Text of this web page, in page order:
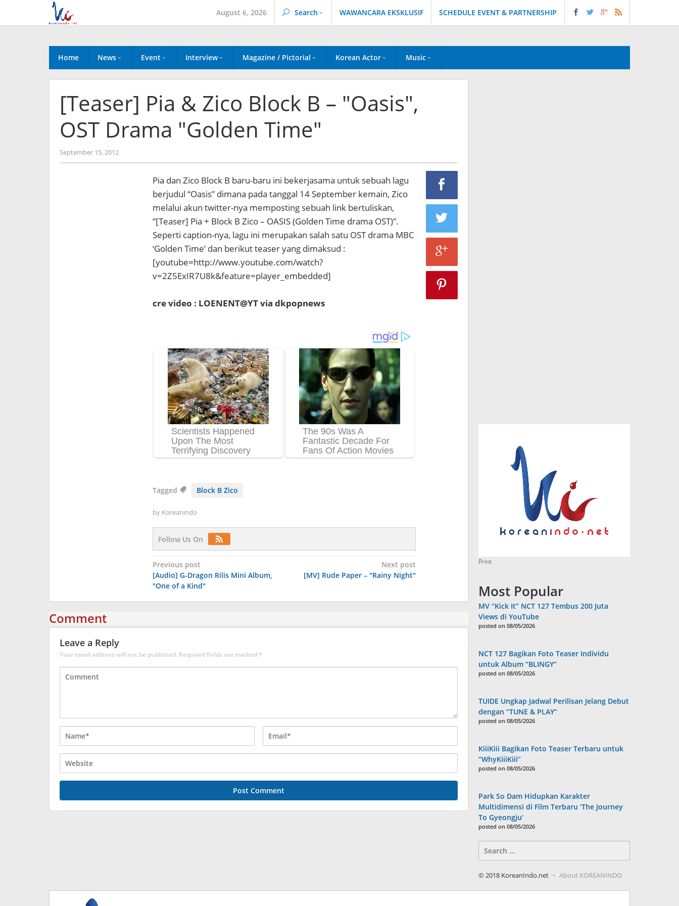
content
August 6, 2026 Search WAWANCARA EKSKLUSIF SCHEDULE EVENT & PARTNERSHIP
Home News Event Interview Magazine / Pictorial Korean Actor Music
[Teaser] Pia & Zico Block B – "Oasis",
OST Drama "Golden Time"
September 15, 2012by
Koreanindo
Pia dan Zico Block B baru-baru ini bekerjasama untuk sebuah lagu
berjudul “Oasis” dimana pada tanggal 14 September kemain, Zico
melalui akun twitter-nya memposting sebuah link bertuliskan,
“[Teaser] Pia + Block B Zico – OASIS (Golden Time drama OST)”.
Seperti caption-nya, lagu ini merupakan salah satu OST drama MBC
‘Golden Time’ dan berikut teaser yang dimaksud :
[youtube=http://www.youtube.com/watch?
v=2Z5ExIR7U8k&feature=player_embedded]
cre video : LOENENT@YT via dkpopnews
Tagged Block B Zico
by Koreanindo
Follow Us On
Post
navigation
Previous post
[Audio] G-Dragon Rilis Mini Album,
"One of a Kind"
Next post
[MV] Rude Paper – "Rainy Night"
Comment
Leave a Reply
Your email address will not be published. Required fields are marked*
Print
Most Popular
MV “Kick It” NCT 127 Tembus 200 Juta
Views di YouTube
posted on 08/05/2026
NCT 127 Bagikan Foto Teaser Individu
untuk Album “BLINGY”
posted on 08/05/2026
TUIDE Ungkap Jadwal Perilisan Jelang Debut
dengan “TUNE & PLAY”
posted on 08/05/2026
KiiiKiii Bagikan Foto Teaser Terbaru untuk
“WhyKiiiKiii”
posted on 08/05/2026
Park So Dam Hidupkan Karakter
Multidimensi di Film Terbaru ‘The Journey
To Gyeongju’
posted on 08/05/2026
for:
© 2018 KoreanIndo.net About KOREANINDO